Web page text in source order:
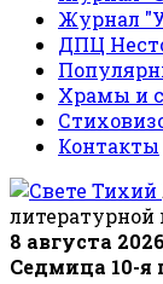
Журнал
ДПЦ
Храмы и
Контакты
8 августа
Седмица 10-я